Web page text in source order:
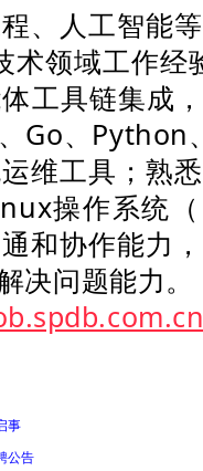
、人工智能
术领域工作
工具链集成
Go、Python
维工具；熟
操作系统
和协作能力
决问题能力。
事
公告